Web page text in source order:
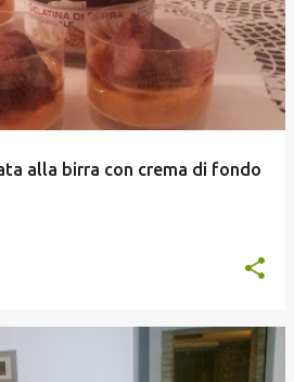
alla birra con crema di fondo